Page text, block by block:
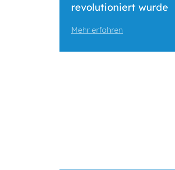
revolutioniert wurde
Mehr erfahren